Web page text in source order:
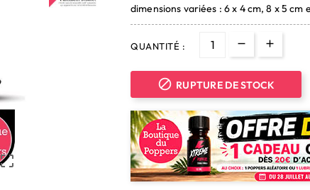
dimensions variées : 6 x 4 cm, 8 x 5 cm
QUANTITÉ :
 RUPTURE DE STOCK